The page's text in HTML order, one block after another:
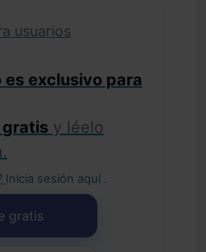
usuarios
es exclusivo para
gratis y léelo
Inicia sesión aquí .
gratis